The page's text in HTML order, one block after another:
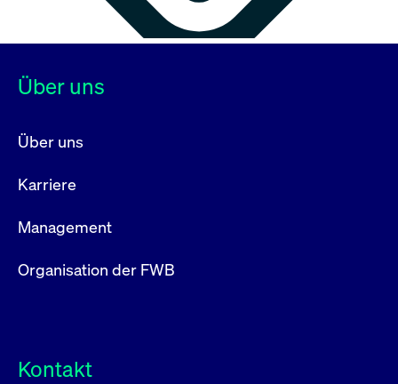
Über uns
Über uns
Karriere
Management
Organisation der FWB
Kontakt